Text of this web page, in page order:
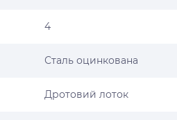
4
Сталь оцинкована
Дротовий лоток